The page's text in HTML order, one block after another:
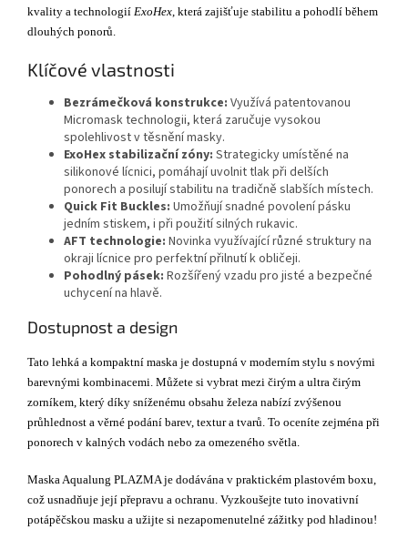
kvality a technologií ExoHex, která zajišťuje stabilitu a pohodlí během
dlouhých ponorů.
Klíčové vlastnosti
Bezrámečková konstrukce: Využívá patentovanou
Micromask technologii, která zaručuje vysokou
spolehlivost v těsnění masky.
ExoHex stabilizační zóny: Strategicky umístěné na
silikonové lícnici, pomáhají uvolnit tlak při delších
ponorech a posilují stabilitu na tradičně slabších místech.
Quick Fit Buckles: Umožňují snadné povolení pásku
jedním stiskem, i při použití silných rukavic.
AFT technologie: Novinka využívající různé struktury na
okraji lícnice pro perfektní přilnutí k obličeji.
Pohodlný pásek: Rozšířený vzadu pro jisté a bezpečné
uchycení na hlavě.
Dostupnost a design
Tato lehká a kompaktní maska je dostupná v moderním stylu s novými
barevnými kombinacemi. Můžete si vybrat mezi čirým a ultra čirým
zorníkem, který díky sníženému obsahu železa nabízí zvýšenou
průhlednost a věrné podání barev, textur a tvarů. To oceníte zejména při
ponorech v kalných vodách nebo za omezeného světla.
Maska Aqualung PLAZMA je dodávána v praktickém plastovém boxu,
což usnadňuje její přepravu a ochranu. Vyzkoušejte tuto inovativní
potápěčskou masku a užijte si nezapomenutelné zážitky pod hladinou!